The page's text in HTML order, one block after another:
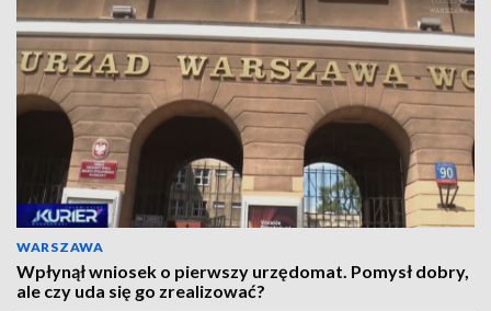
WARSZAWA
Wpłynął wniosek o pierwszy urzędomat. Pomysł dobry,
ale czy uda się go zrealizować?